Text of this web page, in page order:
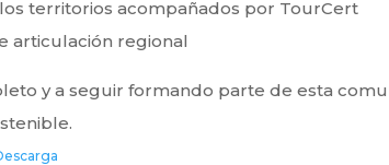
territorios acompañados por TourCert
articulación regional
y a seguir formando parte de esta